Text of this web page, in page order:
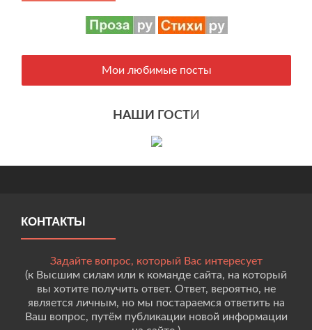
Мои любимые посты
НАШИ ГОСТИ
КОНТАКТЫ
Задайте вопрос, который Вас интересует
(к Высшим силам или к команде сайта, на который
вы хотите получить ответ. Ответ, вероятно, не
является личным, но мы постараемся ответить на
Ваш вопрос, путём публикации новой информации